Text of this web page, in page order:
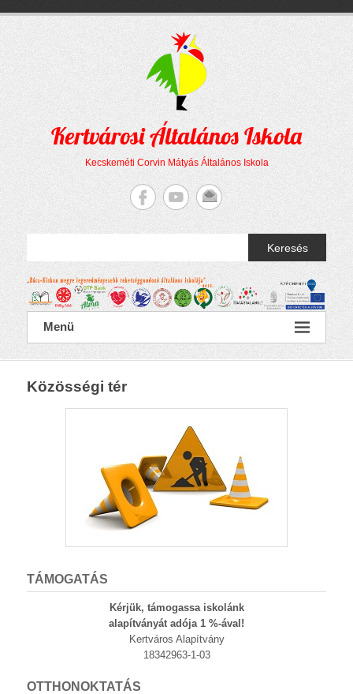
Kertvárosi Általános Iskola
Kecskeméti Corvin Mátyás Általános Iskola
Keresés
Menü
Közösségi tér
TÁMOGATÁS
Kérjük, támogassa iskolánk
alapítványát adója 1 %-ával!
Kertváros Alapítvány
18342963-1-03
OTTHONOKTATÁS